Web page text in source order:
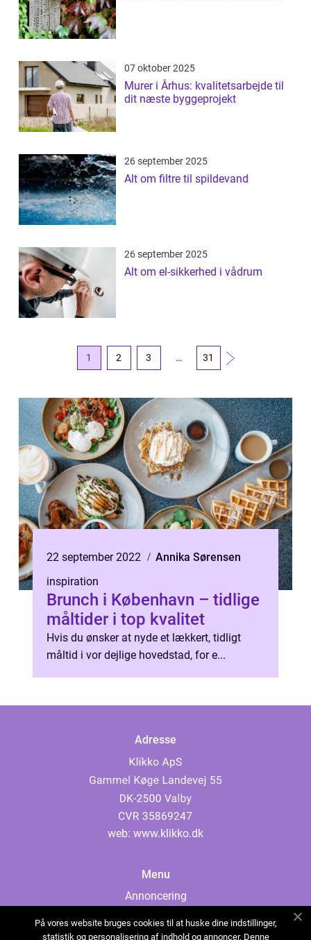
07 oktober 2025
Murer i Århus: kvalitetsarbejde til
dit næste byggeprojekt
26 september 2025
Alt om filtre til spildevand
26 september 2025
Alt om el-sikkerhed i vådrum
1 2 3 … 31
22 september 2022
Annika Sørensen
inspiration
Brunch i København – tidlige
måltider i top kvalitet
Hvis du ønsker at nyde et lækkert, tidligt
måltid i vor dejlige hovedstad, for e...
Adresse
web: www.klikko.dk
Menu
Annoncering
Cookies
På vores website bruges cookies til at huske dine indstillinger,
statistik og personalisering af indhold og annoncer. Denne